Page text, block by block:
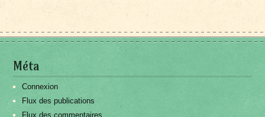
Méta
Connexion
Flux des publications
Flux des commentaires